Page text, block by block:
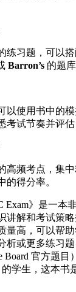
练习题，可以搭
Barron’s 的题库
以使用书中的
考试节奏并评估
高频考点，集
的得分率。
C Exam》是一
讲解和考试策
量高，可以帮
析或更多练习
Board 官方题目
学生，这本书